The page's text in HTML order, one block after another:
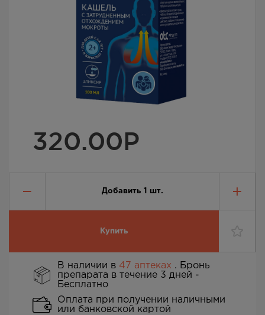
320.00Р
Добавить 1 шт.
Купить
В наличии в 47 аптеках . Бронь
препарата в течение 3 дней -
Бесплатно
Оплата при получении наличными
или банковской картой